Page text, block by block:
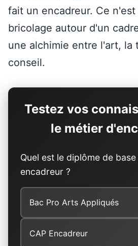
fait un encadreur. Ce
bricolage autour d'un
une alchimie entre l'art, la
conseil.
Testez vos
le métier
Quel est le diplôme de
encadreur ?
Bac Pro Arts Appliqués
CAP Encadreur